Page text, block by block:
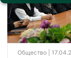
Общество |